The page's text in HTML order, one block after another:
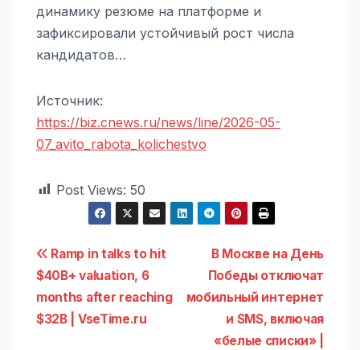
динамику резюме на платформе и
зафиксировали устойчивый рост числа
кандидатов…
Источник:
https://biz.cnews.ru/news/line/2026-05-
07_avito_rabota_kolichestvo
Post Views: 50
Навигация
по
записям
В Москве на День
Победы отключат
мобильный интернет
и SMS, включая
«белые списки» |
Ramp in talks to hit
$40B+ valuation, 6
months after reaching
$32B | VseTime.ru